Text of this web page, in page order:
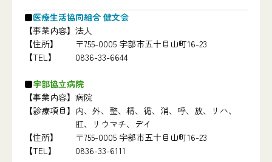
医療生活協同組合 健文会
【事業内容】 法人
【住所】
〒755-0005 宇部市五十目山町16-23
【TEL】
0836-33-6644
宇部協立病院
【事業内容】 病院
【診療項目】 内、外、整、精、循、消、呼、放、リハ、
肛、リウマチ、デイ
【住所】
〒755-0005 宇部市五十目山町16-23
【TEL】
0836-33-6111